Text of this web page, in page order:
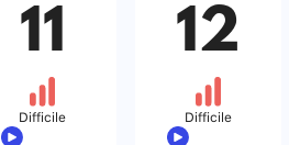
11
Difficile
12
Difficile